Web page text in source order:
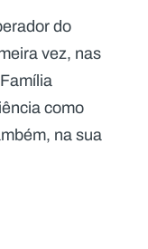
do
vez, nas
como
na sua